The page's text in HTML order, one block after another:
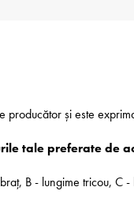
producător și este
tale preferate de
B - lungime tricou, C